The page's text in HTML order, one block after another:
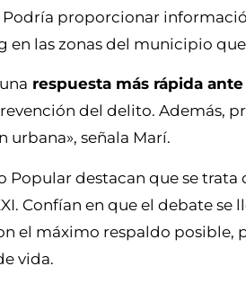
Podría proporcionar
en las zonas del municipio
respuesta más rápida
del delito. Además,
urbana», señala Marí.
Popular destacan que se
Confían en que el debate se
el máximo respaldo posible,
vida.